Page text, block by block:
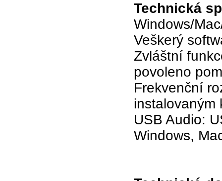
Technická
Windows/
Veškerý
Zvláštní
povoleno
Frekvenční
instalovaným
USB Audio:
Windows,